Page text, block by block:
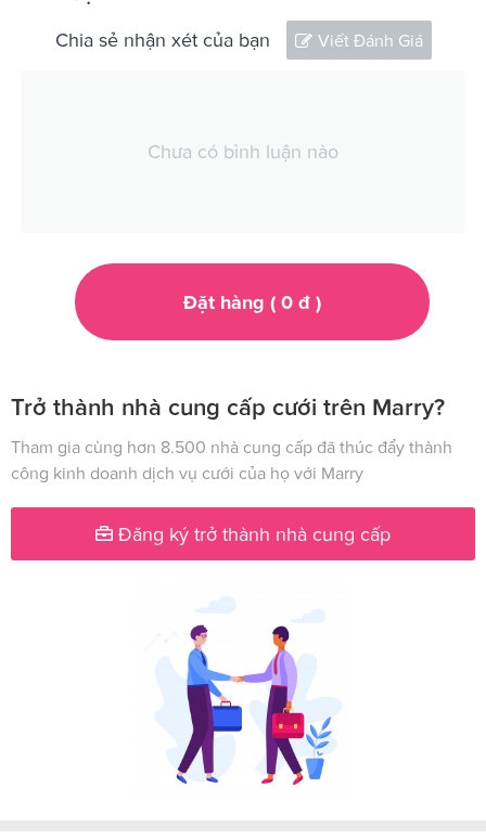
Chia sẻ nhận xét của bạn Viết Đánh Giá
Chưa có bình luận nào
Đặt hàng ( 0đ )
Trở thành nhà cung cấp cưới trên Marry?
Tham gia cùng hơn 8.500 nhà cung cấp đã thúc đẩy thành
công kinh doanh dịch vụ cưới của họ với Marry
Đăng ký trở thành nhà cung cấp